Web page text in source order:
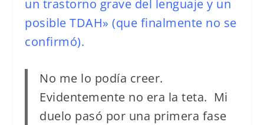
un trastorno grave del lenguaje y un
posible TDAH» (que finalmente no se
confirmó).
No me lo podía creer.
Evidentemente no era la teta. Mi
duelo pasó por una primera fase